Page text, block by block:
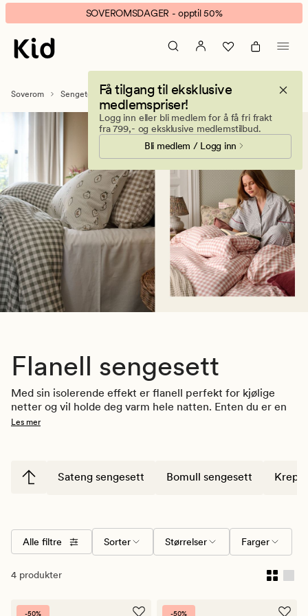
Flanellsengesett
–
Stort
utvalg
banner.
Klikk
ESCAPE
pause.
SOVEROMSDAGER - opptil 50%
Få tilgang til eksklusive
medlemspriser!
Logg inn eller bli medlem for å få fri frakt
fra 799,- og eksklusive medlemstilbud.
Bli medlem / Logg inn
Soverom Sengetøy Flanell sengesett
Flanell sengesett
Med sin isolerende effekt er flanell perfekt for kjølige
netter og vil holde deg varm hele natten. Enten du er en
frysepinn eller bare elsker den ekstra følelsen av kos, vil
Les mer
Sateng sengesett Bomull sengesett Krepp
Alle filtre Sorter Størrelser Farger
4 produkter
-50% -50%